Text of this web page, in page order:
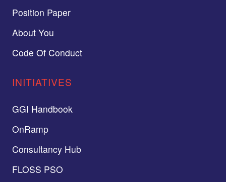
Position Paper
About You
Code Of Conduct
INITIATIVES
GGI Handbook
OnRamp
Consultancy Hub
FLOSS PSO